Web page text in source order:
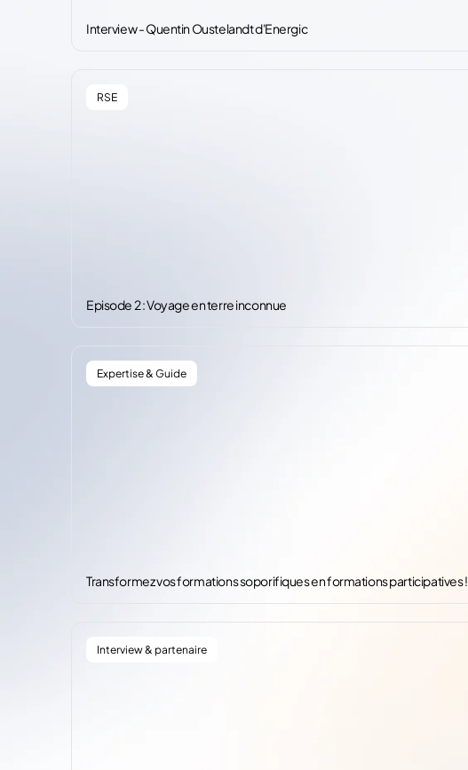
Interview - Quentin Oustelandt d'Energic
RSE
Episode 2 : Voyage en terre inconnue
Expertise & Guide
Transformez vos formations soporifiques en formations participatives !
Interview & partenaire